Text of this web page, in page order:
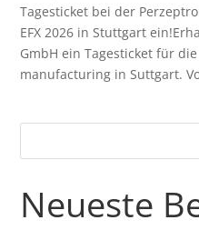
Tagesticket bei der
EFX 2026 in Stuttgart
GmbH ein Tagesticket für die
manufacturing in Suttgart.
Neueste